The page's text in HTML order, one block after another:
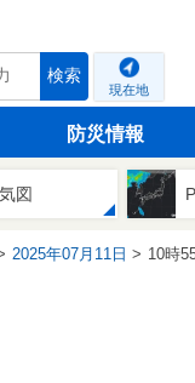
検索
現在地
防災情報
図
2025年07月11日 10時